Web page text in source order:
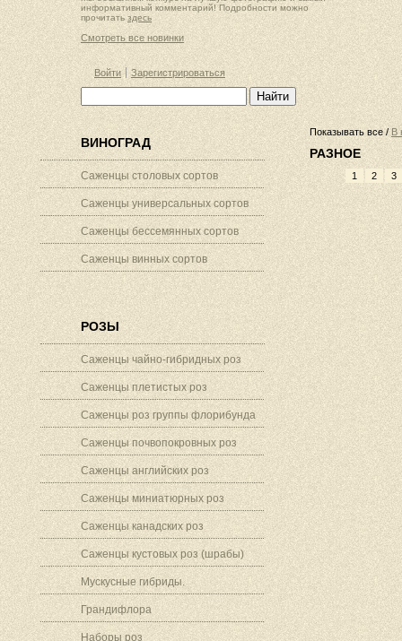
информативный комментарий! Подробности можно
прочитать здесь
Смотреть все новинки
Войти Зарегистрироваться
ВИНОГРАД
Саженцы столовых сортов
Саженцы универсальных сортов
Саженцы бессемянных сортов
Саженцы винных сортов
РОЗЫ
Саженцы чайно-гибридных роз
Саженцы плетистых роз
Саженцы роз группы флорибунда
Саженцы почвопокровных роз
Саженцы английских роз
Саженцы миниатюрных роз
Саженцы канадских роз
Саженцы кустовых роз (шрабы)
Мускусные гибриды.
Грандифлора
Наборы роз
Показывать все / В
РАЗНОЕ
1 2 3